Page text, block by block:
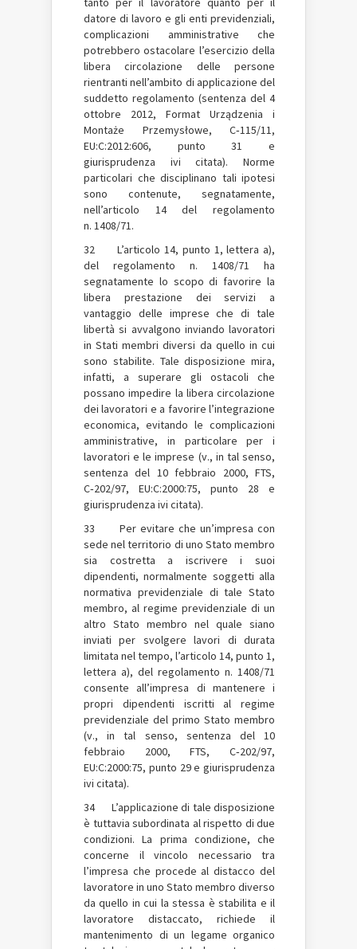
datore di lavoro e gli enti previdenziali,
complicazioni amministrative che
potrebbero ostacolare l’esercizio della
libera circolazione delle persone
rientranti nell’ambito di applicazione del
suddetto regolamento (sentenza del 4
ottobre 2012, Format Urządzenia i
Montaże Przemysłowe, C‑115/11,
EU:C:2012:606, punto 31 e
giurisprudenza ivi citata). Norme
particolari che disciplinano tali ipotesi
sono contenute, segnatamente,
nell’articolo 14 del regolamento
n. 1408/71.
32 L’articolo 14, punto 1, lettera a),
del regolamento n. 1408/71 ha
segnatamente lo scopo di favorire la
libera prestazione dei servizi a
vantaggio delle imprese che di tale
libertà si avvalgono inviando lavoratori
in Stati membri diversi da quello in cui
sono stabilite. Tale disposizione mira,
infatti, a superare gli ostacoli che
possano impedire la libera circolazione
dei lavoratori e a favorire l’integrazione
economica, evitando le complicazioni
amministrative, in particolare per i
lavoratori e le imprese (v., in tal senso,
sentenza del 10 febbraio 2000, FTS,
C‑202/97, EU:C:2000:75, punto 28 e
giurisprudenza ivi citata).
33 Per evitare che un’impresa con
sede nel territorio di uno Stato membro
sia costretta a iscrivere i suoi
dipendenti, normalmente soggetti alla
normativa previdenziale di tale Stato
membro, al regime previdenziale di un
altro Stato membro nel quale siano
inviati per svolgere lavori di durata
limitata nel tempo, l’articolo 14, punto 1,
lettera a), del regolamento n. 1408/71
consente all’impresa di mantenere i
propri dipendenti iscritti al regime
previdenziale del primo Stato membro
(v., in tal senso, sentenza del 10
febbraio 2000, FTS, C‑202/97,
EU:C:2000:75, punto 29 e giurisprudenza
ivi citata).
34 L’applicazione di tale disposizione
è tuttavia subordinata al rispetto di due
condizioni. La prima condizione, che
concerne il vincolo necessario tra
l’impresa che procede al distacco del
lavoratore in uno Stato membro diverso
da quello in cui la stessa è stabilita e il
lavoratore distaccato, richiede il
mantenimento di un legame organico